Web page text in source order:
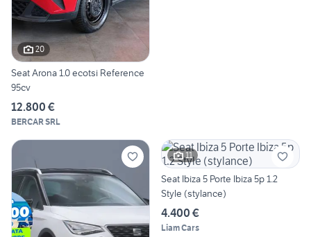
20
Seat Arona 1.0 ecotsi Reference
95cv
12.800 €
BERCAR SRL
11
Seat Ibiza 5 Porte Ibiza 5p 1.2
Style (stylance)
4.400 €
Liam Cars